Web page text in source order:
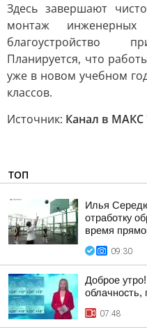
Здесь завершают
монтаж
благоустройство
Планируется, что
уже в новом учебном
классов.
Источник: Канал в МАКС
ТОП
Илья
отработку
время
09:30
Доброе
облачность,
07:48